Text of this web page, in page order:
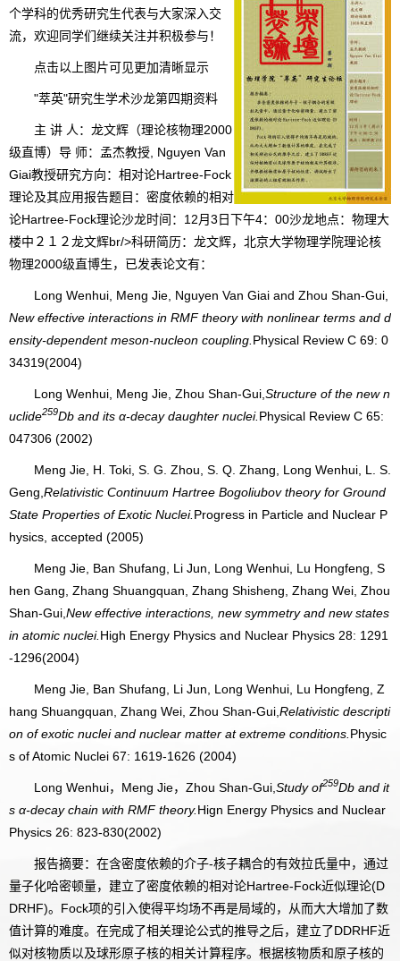
个学科的优秀研究生代表与大家深入交
流，欢迎同学们继续关注并积极参与！
点击以上图片可见更加清晰显示
"萃英"研究生学术沙龙第四期资料
主 讲 人：龙文辉（理论核物理2000
级直博）导 师：孟杰教授, Nguyen Van
Giai教授研究方向：相对论Hartree-Fock
理论及其应用报告题目：密度依赖的相对
论Hartree-Fock理论沙龙时间：12月3日下午4：00沙龙地点：物理大
楼中２１２龙文辉br/>科研简历：龙文辉，北京大学物理学院理论核
物理2000级直博生，已发表论文有：
Long Wenhui, Meng Jie, Nguyen Van Giai and Zhou Shan-Gui,
New effective interactions in RMF theory with nonlinear terms and d
ensity-dependent meson-nucleon coupling. Physical Review C 69: 0
34319(2004)
Long Wenhui, Meng Jie, Zhou Shan-Gui, Structure of the new n
uclide259Db and its α-decay daughter nuclei. Physical Review C 65:
047306 (2002)
Meng Jie, H. Toki, S. G. Zhou, S. Q. Zhang, Long Wenhui, L. S.
Geng, Relativistic Continuum Hartree Bogoliubov theory for Ground
State Properties of Exotic Nuclei. Progress in Particle and Nuclear P
hysics, accepted (2005)
Meng Jie, Ban Shufang, Li Jun, Long Wenhui, Lu Hongfeng, S
hen Gang, Zhang Shuangquan, Zhang Shisheng, Zhang Wei, Zhou
Shan-Gui, New effective interactions, new symmetry and new states
in atomic nuclei. High Energy Physics and Nuclear Physics 28: 1291
-1296(2004)
Meng Jie, Ban Shufang, Li Jun, Long Wenhui, Lu Hongfeng, Z
hang Shuangquan, Zhang Wei, Zhou Shan-Gui, Relativistic descripti
on of exotic nuclei and nuclear matter at extreme conditions. Physic
s of Atomic Nuclei 67: 1619-1626 (2004)
Long Wenhui，Meng Jie，Zhou Shan-Gui, Study of259Db and it
s α-decay chain with RMF theory.Hign Energy Physics and Nuclear
Physics 26: 823-830(2002)
报告摘要：在含密度依赖的介子-核子耦合的有效拉氏量中，通过
量子化哈密顿量，建立了密度依赖的相对论Hartree-Fock近似理论(D
DRHF)。Fock项的引入使得平均场不再是局域的，从而大大增加了数
值计算的难度。在完成了相关理论公式的推导之后，建立了DDRHF近
似对核物质以及球形原子核的相关计算程序。根据核物质和原子核的